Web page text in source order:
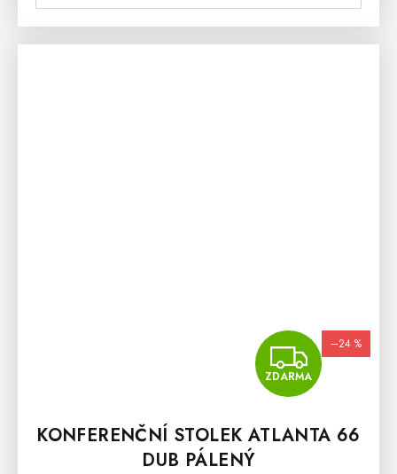
ZDARMA
–24 %
KONFERENČNÍ STOLEK ATLANTA 66
DUB PÁLENÝ